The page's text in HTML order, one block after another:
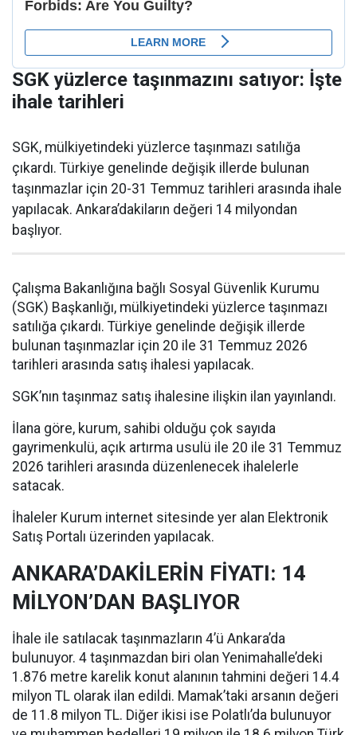
SGK yüzlerce taşınmazını satıyor: İşte
ihale tarihleri
SGK, mülkiyetindeki yüzlerce taşınmazı satılığa
çıkardı. Türkiye genelinde değişik illerde bulunan
taşınmazlar için 20-31 Temmuz tarihleri arasında ihale
yapılacak. Ankara’dakiların değeri 14 milyondan
başlıyor.
Çalışma Bakanlığına bağlı Sosyal Güvenlik Kurumu
(SGK) Başkanlığı, mülkiyetindeki yüzlerce taşınmazı
satılığa çıkardı. Türkiye genelinde değişik illerde
bulunan taşınmazlar için 20 ile 31 Temmuz 2026
tarihleri arasında satış ihalesi yapılacak.
SGK’nın taşınmaz satış ihalesine ilişkin ilan yayınlandı.
İlana göre, kurum, sahibi olduğu çok sayıda
gayrimenkulü, açık artırma usulü ile 20 ile 31 Temmuz
2026 tarihleri arasında düzenlenecek ihalelerle
satacak.
İhaleler Kurum internet sitesinde yer alan Elektronik
Satış Portalı üzerinden yapılacak.
ANKARA’DAKİLERİN FİYATI: 14
MİLYON’DAN BAŞLIYOR
İhale ile satılacak taşınmazların 4’ü Ankara’da
bulunuyor. 4 taşınmazdan biri olan Yenimahalle’deki
1.876 metre karelik konut alanının tahmini değeri 14.4
milyon TL olarak ilan edildi. Mamak’taki arsanın değeri
de 11.8 milyon TL. Diğer ikisi ise Polatlı’da bulunuyor